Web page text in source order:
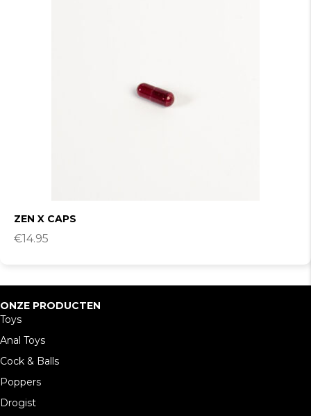
ZEN X CAPS
€14.95
ONZE PRODUCTEN
Toys
Anal Toys
Cock & Balls
Poppers
Drogist